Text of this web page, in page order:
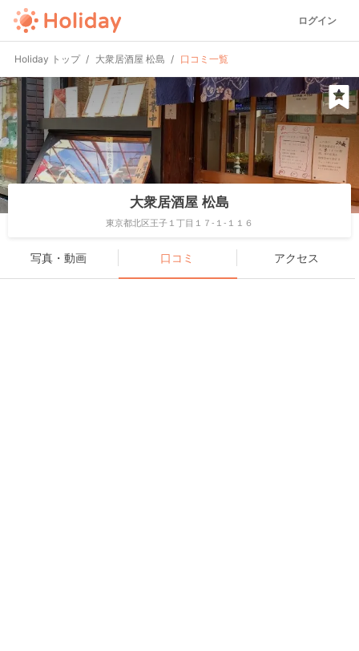
ログイン
Holiday トップ 大衆居酒屋 松島 口コミ一覧
大衆居酒屋 松島
東京都北区王子１丁目１７-１-１１６
写真・動画 口コミ アクセス